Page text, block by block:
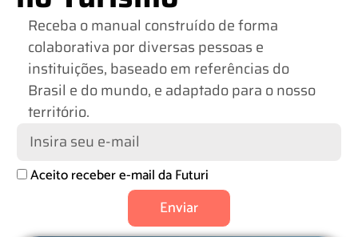
Receba o manual construído de forma
colaborativa por diversas pessoas e
instituições, baseado em referências do
Brasil e do mundo, e adaptado para o nosso
território.
Aceito receber e-mail da Futuri
Enviar